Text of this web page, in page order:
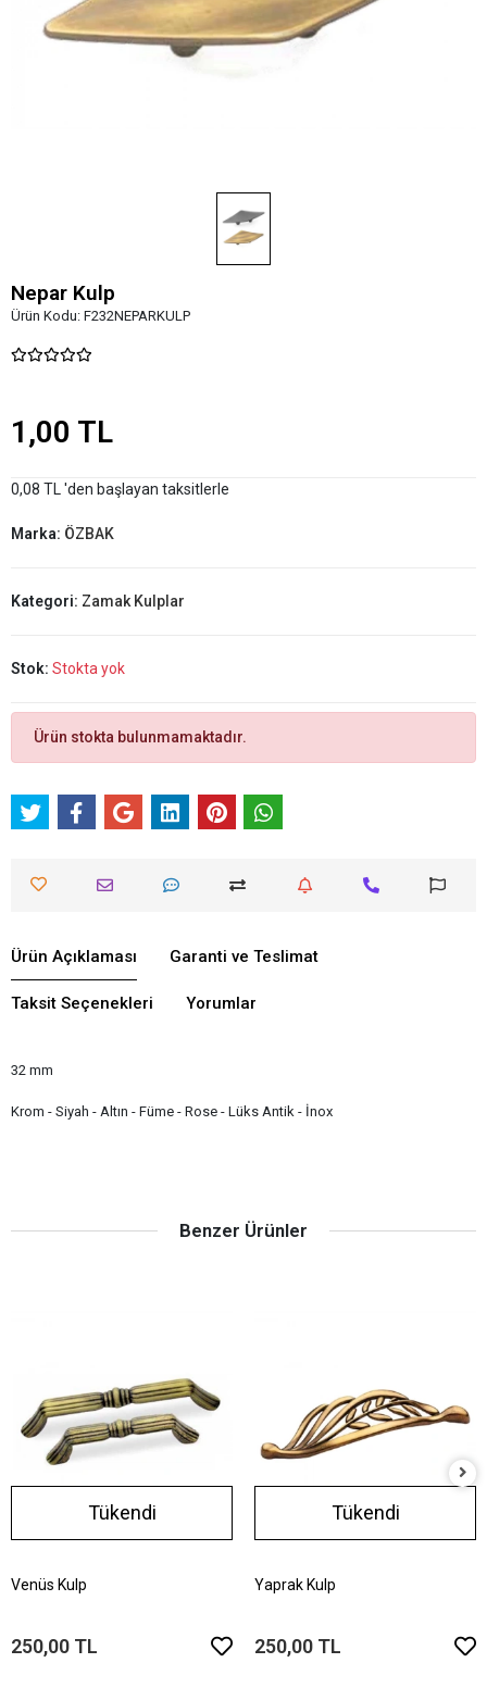
Nepar Kulp
Ürün Kodu: F232NEPARKULP
1,00 TL
0,08 TL 'den başlayan taksitlerle
Marka: ÖZBAK
Kategori: Zamak Kulplar
Stok: Stokta yok
Ürün stokta bulunmamaktadır.
Ürün Açıklaması Garanti ve Teslimat
Taksit Seçenekleri Yorumlar
32 mm
Krom - Siyah - Altın - Füme - Rose - Lüks Antik - İnox
Benzer Ürünler
Tükendi
Venüs Kulp
250,00 TL
Tükendi
Yaprak Kulp
250,00 TL